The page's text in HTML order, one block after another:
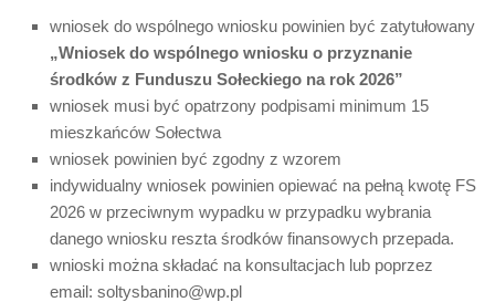
wniosek do wspólnego wniosku powinien być zatytułowany
„Wniosek do wspólnego wniosku o przyznanie
środków z Funduszu Sołeckiego na rok 2026”
wniosek musi być opatrzony podpisami minimum 15
mieszkańców Sołectwa
wniosek powinien być zgodny z wzorem
indywidualny wniosek powinien opiewać na pełną kwotę FS
2026 w przeciwnym wypadku w przypadku wybrania
danego wniosku reszta środków finansowych przepada.
wnioski można składać na konsultacjach lub poprzez
email: soltysbanino@wp.pl